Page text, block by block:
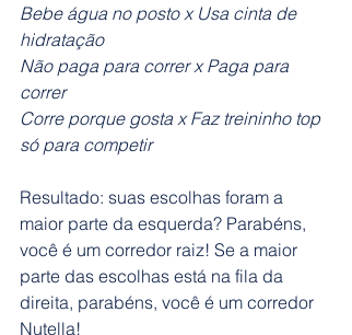
Bebe água no posto x Usa cinta de
hidratação
Não paga para correr x Paga para
correr
Corre porque gosta x Faz treininho top
só para competir
Resultado: suas escolhas foram a
maior parte da esquerda? Parabéns,
você é um corredor raiz! Se a maior
parte das escolhas está na fila da
direita, parabéns, você é um corredor
Nutella!